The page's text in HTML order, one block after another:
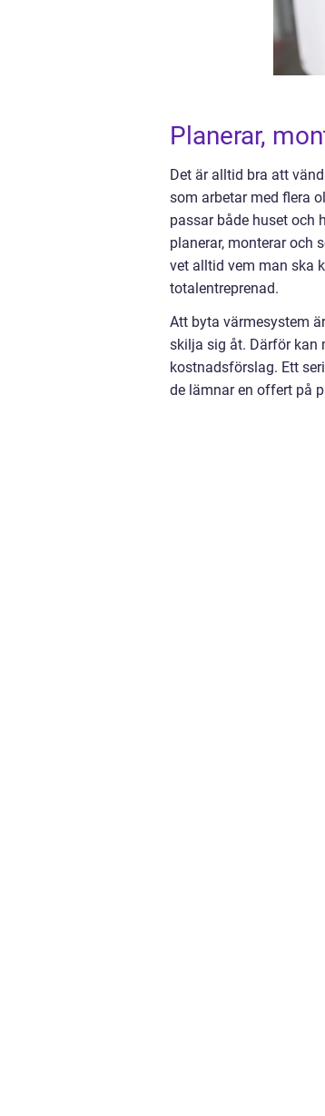
Planerar,
Det är alltid bra att
som arbetar med flera
passar både huset och
planerar, monterar och
vet alltid vem man ska
totalentreprenad.
Att byta värmesystem
skilja sig åt. Därför kan
kostnadsförslag. Ett
de lämnar en offert på